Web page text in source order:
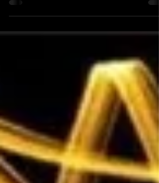
Querido Desafinado, BOSSA NOVA CLUBE te
desea una Feliz Navidad │ Feliz Natal │ Merry